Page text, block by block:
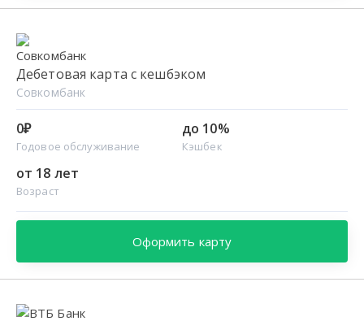
Дебетовая карта с кешбэком
Совкомбанк
0₽
Годовое обслуживание
до 10%
Кэшбек
от 18 лет
Возраст
Оформить карту